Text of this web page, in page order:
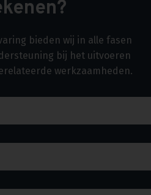
bieden wij in alle fasen
bij het uitvoeren
werkzaamheden.